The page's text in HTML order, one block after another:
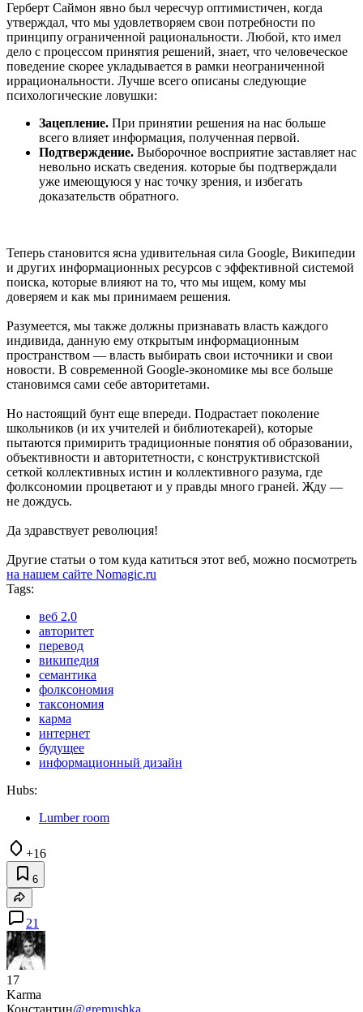
Герберт Саймон явно был чересчур оптимистичен, когда
утверждал, что мы удовлетворяем свои потребности по
принципу ограниченной рациональности. Любой, кто имел
дело с процессом принятия решений, знает, что человеческое
поведение скорее укладывается в рамки неограниченной
иррациональности. Лучше всего описаны следующие
психологические ловушки:
Зацепление. При принятии решения на нас больше
всего влияет информация, полученная первой.
Подтверждение. Выборочное восприятие заставляет нас
невольно искать сведения. которые бы подтверждали
уже имеющуюся у нас точку зрения, и избегать
доказательств обратного.
Теперь становится ясна удивительная сила Google, Википедии
и других информационных ресурсов с эффективной системой
поиска, которые влияют на то, что мы ищем, кому мы
доверяем и как мы принимаем решения.
Разумеется, мы также должны признавать власть каждого
индивида, данную ему открытым информационным
пространством — власть выбирать свои источники и свои
новости. В современной Google-экономике мы все больше
становимся сами себе авторитетами.
Но настоящий бунт еще впереди. Подрастает поколение
школьников (и их учителей и библиотекарей), которые
пытаются примирить традиционные понятия об образовании,
объективности и авторитетности, с конструктивистской
сеткой коллективных истин и коллективного разума, где
фолксономии процветают и у правды много граней. Жду —
не дождусь.
Да здравствует революция!
Другие статьи о том куда катиться этот веб, можно посмотреть
на нашем сайте Nomagic.ru
Tags:
веб 2.0
авторитет
перевод
википедия
семантика
фолксономия
таксономия
карма
интернет
будущее
информационный дизайн
Hubs:
Lumber room
+16
6
21
17
Karma